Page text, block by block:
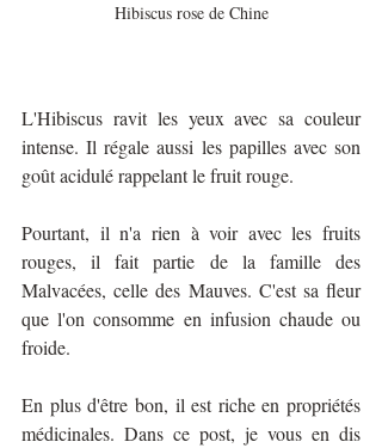
Hibiscus rose de Chine
L'Hibiscus ravit les yeux avec sa couleur
intense. Il régale aussi les papilles avec son
goût acidulé rappelant le fruit rouge.
Pourtant, il n'a rien à voir avec les fruits
rouges, il fait partie de la famille des
Malvacées, celle des Mauves. C'est sa fleur
que l'on consomme en infusion chaude ou
froide.
En plus d'être bon, il est riche en propriétés
médicinales. Dans ce post, je vous en dis